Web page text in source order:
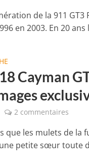
de la 911
en 2003. En 20
Cayman
2 commentaires
que les mulets de la
petite sœur toute